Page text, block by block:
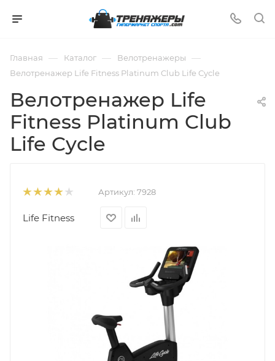
Главная — Каталог — Велотренажеры —
Велотренажер Life Fitness Platinum Club Life Cycle
Велотренажер Life
Fitness Platinum Club
Life Cycle
Артикул: 7928
Life Fitness